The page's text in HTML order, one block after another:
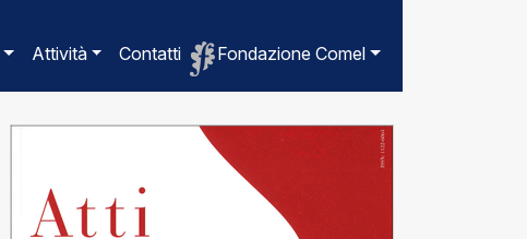
Attività Contatti Fondazione Comel